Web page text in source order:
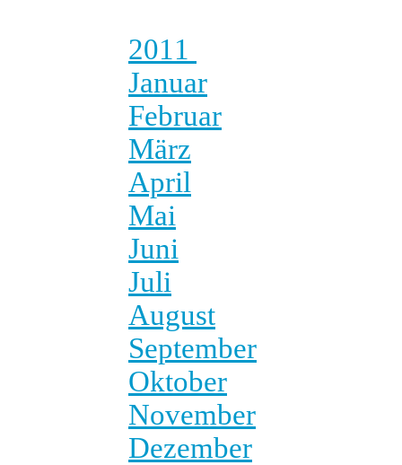
2011
Januar
Februar
März
April
Mai
Juni
Juli
August
September
Oktober
November
Dezember